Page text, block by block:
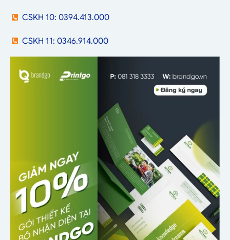
CSKH 10: 0394.413.000
CSKH 11: 0346.914.000